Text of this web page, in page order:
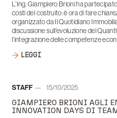
L’Ing. Giampiero Brioni ha
costi del costruito: è ora di fare
organizzato da Il Quotidiano
discussione sull’evoluzione del
l’integrazione delle competenze
LEGGI
Autore:
STAFF
15/10/2025
GIAMPIERO BRIONI AGLI
INNOVATION DAYS DI